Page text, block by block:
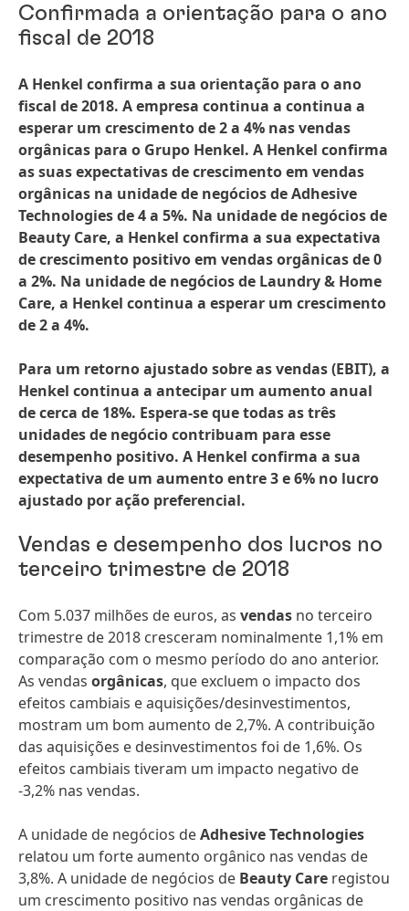
Confirmada a orientação para o ano
fiscal de 2018
A Henkel confirma a sua orientação para o ano
fiscal de 2018. A empresa continua a continua a
esperar um crescimento de 2 a 4% nas vendas
orgânicas para o Grupo Henkel. A Henkel confirma
as suas expectativas de crescimento em vendas
orgânicas na unidade de negócios de Adhesive
Technologies de 4 a 5%. Na unidade de negócios de
Beauty Care, a Henkel confirma a sua expectativa
de crescimento positivo em vendas orgânicas de 0
a 2%. Na unidade de negócios de Laundry & Home
Care, a Henkel continua a esperar um crescimento
de 2 a 4%.
Para um retorno ajustado sobre as vendas (EBIT), a
Henkel continua a antecipar um aumento anual
de cerca de 18%. Espera-se que todas as três
unidades de negócio contribuam para esse
desempenho positivo. A Henkel confirma a sua
expectativa de um aumento entre 3 e 6% no lucro
ajustado por ação preferencial.
Vendas e desempenho dos lucros no
terceiro trimestre de 2018
Com 5.037 milhões de euros, as vendas no terceiro
trimestre de 2018 cresceram nominalmente 1,1% em
comparação com o mesmo período do ano anterior.
As vendas orgânicas, que excluem o impacto dos
efeitos cambiais e aquisições/desinvestimentos,
mostram um bom aumento de 2,7%. A contribuição
das aquisições e desinvestimentos foi de 1,6%. Os
efeitos cambiais tiveram um impacto negativo de
-3,2% nas vendas.
A unidade de negócios deAdhesive Technologies
relatou um forte aumento orgânico nas vendas de
3,8%. A unidade de negócios de Beauty Care registou
um crescimento positivo nas vendas orgânicas de